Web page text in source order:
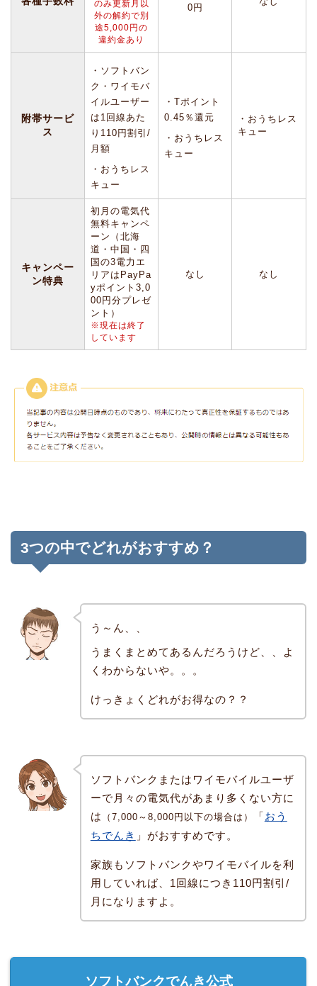
のみ更新月以
外の解約で別
途5,000円の
違約金あり
0円
附帯サービ
ス
・ソフトバン
ク・ワイモバ
イルユーザー
は1回線あた
り110円割引/
月額
・おうちレス
キュー
・Tポイント
0.45％還元
・おうちレス
キュー
・おうちレス
キュー
キャンペー
ン特典
初月の電気代
無料キャンペ
ーン（北海
道・中国・四
国の3電力エ
リアはPayPa
yポイント3,0
00円分プレゼ
ント）
※現在は終了
しています
なし なし
3つの中でどれがおすすめ？
う～ん、、
うまくまとめてあるんだろうけど、、よ
くわからないや。。。
けっきょくどれがお得なの？？
ソフトバンクまたはワイモバイルユーザ
ーで月々の電気代があまり多くない方に
は
（7,000～8,000円以下の場合は） 「おう
ちでんき 」がおすすめです。
家族もソフトバンクやワイモバイルを利
用していれば、1回線につき110円割引/
月になりますよ。
ソフトバンクでんき公式